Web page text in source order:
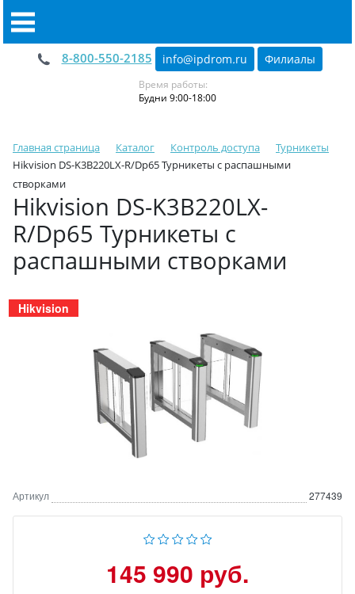
8-800-550-2185 info@ipdrom.ru Филиалы
Время работы:
Будни 9:00-18:00
Главная страница Каталог Контроль доступа
Турникеты
Hikvision DS-K3B220LX-R/Dp65 Турникеты с распашными
створками
Hikvision DS-K3B220LX-
R/Dp65 Турникеты с
распашными створками
Hikvision
Артикул 277439
145 990 руб.